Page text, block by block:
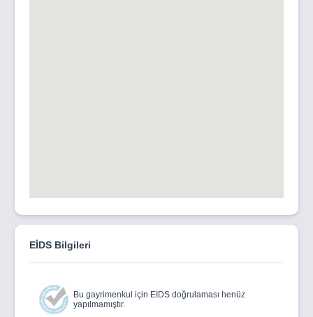
EİDS Bilgileri
Bu gayrimenkul için EİDS doğrulaması henüz
yapılmamıştır.